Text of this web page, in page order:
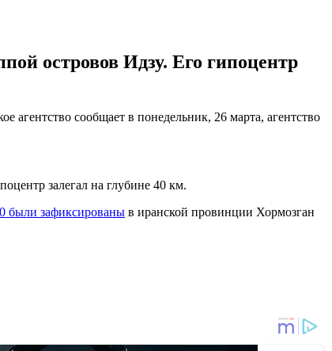
островов Идзу. Его гипоцентр
агентство сообщает в понедельник, 26 марта, агентство
залегал на глубине 40 км.
были зафиксированы в иранской провинции Хормозган